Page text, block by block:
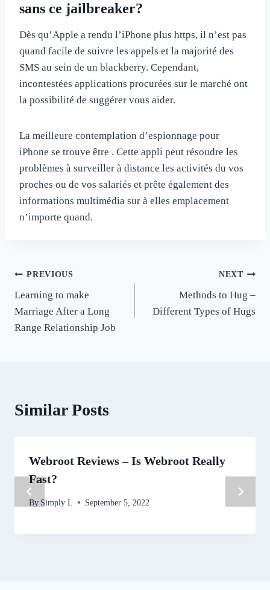
sans ce jailbreaker?
Dès qu’Apple a rendu l’iPhone plus https, il n’est pas
quand facile de suivre les appels et la majorité des
SMS au sein de un blackberry. Cependant,
incontestées applications procurées sur le marché ont
la possibilité de suggérer vous aider.
La meilleure contemplation d’espionnage pour
iPhone se trouve être . Cette appli peut résoudre les
problèmes à surveiller à distance les activités du vos
proches ou de vos salariés et prête également des
informations multimédia sur à elles emplacement
n’importe quand.
Post
navigation
PREVIOUS
Learning to make
Marriage After a Long
Range Relationship Job
NEXT
Methods to Hug –
Different Types of Hugs
Similar Posts
Webroot Reviews – Is Webroot Really
Fast?
By Simply L September 5, 2022